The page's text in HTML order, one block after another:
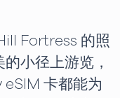
Fortress 的照
小径上游览，
卡都能为